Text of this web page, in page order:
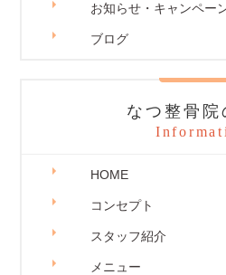
お知らせ・キャンペー
ブログ
なつ整骨院
HOME
コンセプト
スタッフ紹介
メニュー